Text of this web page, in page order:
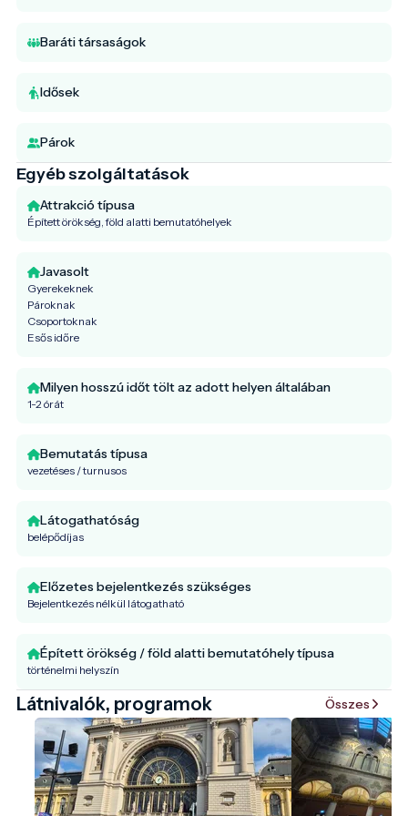
Baráti társaságok
Idősek
Párok
Egyéb szolgáltatások
Attrakció típusa
Épített örökség, föld alatti bemutatóhelyek
Javasolt
Gyerekeknek
Pároknak
Csoportoknak
Esős időre
Milyen hosszú időt tölt az adott helyen általában
1-2 órát
Bemutatás típusa
vezetéses / turnusos
Látogathatóság
belépődíjas
Előzetes bejelentkezés szükséges
Bejelentkezés nélkül látogatható
Épített örökség / föld alatti bemutatóhely típusa
történelmi helyszín
Látnivalók, programok Összes